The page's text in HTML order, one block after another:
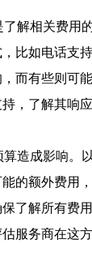
解相关费用
比如电话支
而有些则可
，了解其响
造成影响。
的额外费用
了解所有费用
服务商在这方